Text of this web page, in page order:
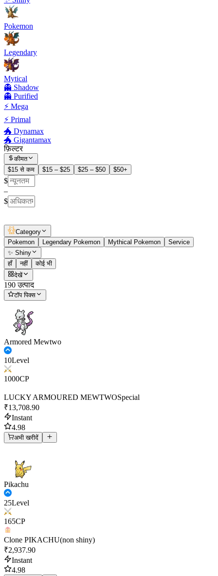
Pokemon
Legendary
Mytical
👻 Shadow
👻 Purified
⚡ Mega
⚡ Primal
🐲 Dynamax
🐲 Gigantamax
फ़िल्टर
कीमत
$15 से कम
$15 – $25 $25 – $50 $50+
$
–
$
Category
Pokemon
Legendary Pokemon Mythical Pokemon
Service
✨ Shiny
हाँ
नहीं
कोई भी
देखें
190 उत्पाद
टॉप पिक्स
Armored Mewtwo
10Level
1000CP
LUCKY ARMOURED MEWTWOSpecial
₹13,708.90
Instant
4.98
अभी खरीदें
Pikachu
25Level
165CP
Clone PIKACHU(non shiny)
₹2,937.90
Instant
4.98